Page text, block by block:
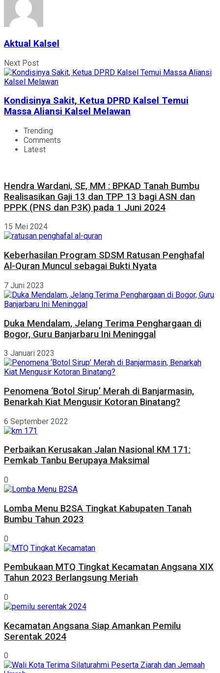
Aktual Kalsel
Next Post
Kondisinya Sakit, Ketua DPRD Kalsel Temui
Massa Aliansi Kalsel Melawan
Trending
Comments
Latest
Hendra Wardani, SE, MM : BPKAD Tanah Bumbu
Realisasikan Gaji 13 dan TPP 13 bagi ASN dan
PPPK (PNS dan P3K) pada 1 Juni 2024
15 Mei 2024
Keberhasilan Program SDSM Ratusan Penghafal
Al-Quran Muncul sebagai Bukti Nyata
7 Juni 2023
Duka Mendalam, Jelang Terima Penghargaan di
Bogor, Guru Banjarbaru Ini Meninggal
3 Januari 2023
Penomena ‘Botol Sirup’ Merah di Banjarmasin,
Benarkah Kiat Mengusir Kotoran Binatang?
6 September 2022
Perbaikan Kerusakan Jalan Nasional KM 171:
Pemkab Tanbu Berupaya Maksimal
0
Lomba Menu B2SA Tingkat Kabupaten Tanah
Bumbu Tahun 2023
0
Pembukaan MTQ Tingkat Kecamatan Angsana XIX
Tahun 2023 Berlangsung Meriah
0
Kecamatan Angsana Siap Amankan Pemilu
Serentak 2024
0